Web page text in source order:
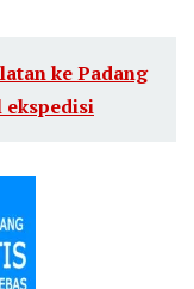
ke Padang
ekspedisi